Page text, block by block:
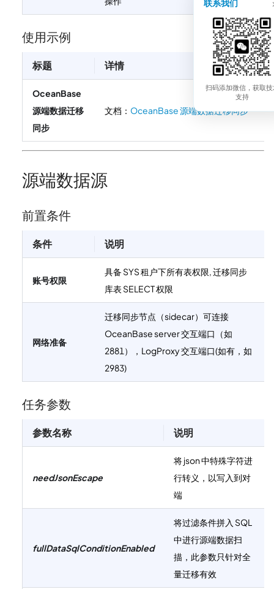
使用示例
标题 详情
OceanBase
源端数据迁移
同步
文档： OceanBase 源端数据迁移同步
源端数据源
前置条件
条件 说明
账号权限
具备 SYS 租户下所有表权限, 迁移同步
库表 SELECT 权限
网络准备
迁移同步节点（sidecar）可连接
OceanBase server 交互端口（如
2881），LogProxy 交互端口(如有，如
2983)
任务参数
参数名称 说明
needJsonEscape
将 json 中特殊字符进
行转义，以写入到对
端
fullDataSqlConditionEnabled
将过滤条件拼入 SQL
中进行源端数据扫
描，此参数只针对全
量迁移有效
扫码添加微信，获取技
支持